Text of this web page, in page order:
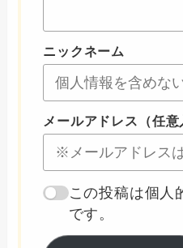
ニックネーム
メールアドレス（任意
この投稿は個人
です。